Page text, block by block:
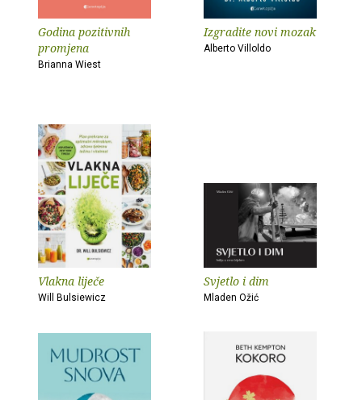
Godina pozitivnih
promjena
Brianna Wiest
Izgradite novi mozak
Alberto Villoldo
Vlakna liječe
Will Bulsiewicz
Svjetlo i dim
Mladen Ožić